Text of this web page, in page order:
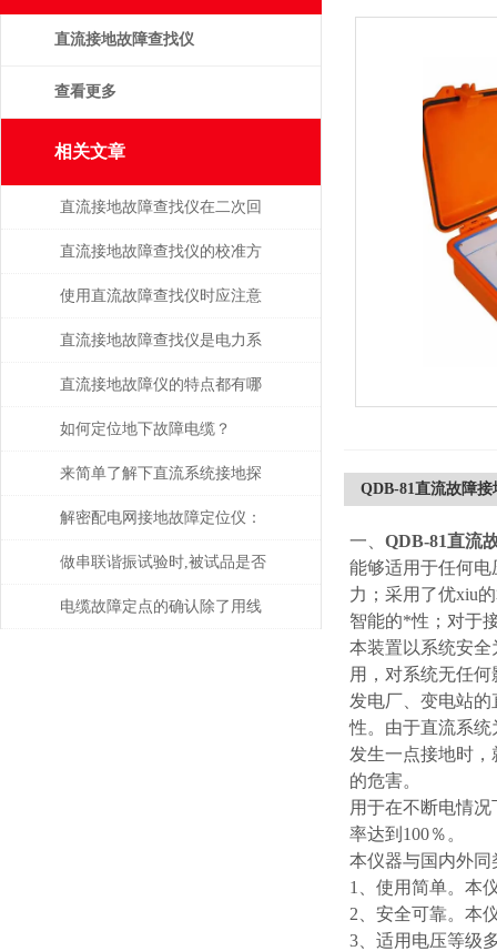
直流接地故障查找仪
查看更多
相关文章
直流接地故障查找仪在二次回
路排查中的高效应用
直流接地故障查找仪的校准方
法
使用直流故障查找仪时应注意
的安全事项
直流接地故障查找仪是电力系
统维护的得力助手
直流接地故障仪的特点都有哪
些？
如何定位地下故障电缆？
来简单了解下直流系统接地探
测仪吧
解密配电网接地故障定位仪：
提高安全性和可靠性
做串联谐振试验时,被试品是否
被击穿该如何判断？
电缆故障定点的确认除了用线
QDB-81直流故障接
一、 QDB-81直流
能够适用于任何
力；采用了优xiu
智能的*性；对于
本装置以系统安
用，对系统无任何
发电厂、变电站
性。由于直流系
发生一点接地时
的危害。
用于在不断电情
率达到100％。
本仪器与国内外
1、使用简单。本
2、安全可靠。本
3、适用电压等级